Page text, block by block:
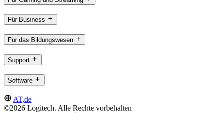
Für Business
Für das Bildungswesen
Support
Software
AT,de
©2026 Logitech. Alle Rechte vorbehalten